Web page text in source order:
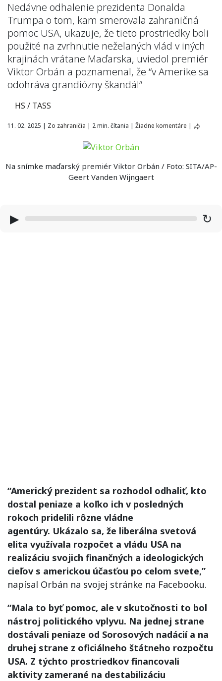
Nedávne odhalenie prezidenta Donalda
Trumpa o tom, kam smerovala zahraničná
pomoc USA, ukazuje, že tieto prostriedky boli
použité na zvrhnutie neželaných vlád v iných
krajinách vrátane Maďarska, uviedol premiér
Viktor Orbán a poznamenal, že “v Amerike sa
odohráva grandiózny škandál”
HS / TASS
11. 02. 2025 | Zo zahraničia | 2 min. čítania | Žiadne komentáre |
Na snímke maďarský premiér Viktor Orbán / Foto: SITA/AP-
Geert Vanden Wijngaert
▶ ↻
“Americký prezident sa rozhodol odhaliť, kto
dostal peniaze a koľko ich v posledných
rokoch pridelili rôzne vládne
agentúry. Ukázalo sa, že liberálna svetová
elita využívala rozpočet a vládu USA na
realizáciu svojich finančných a ideologických
cieľov s americkou účasťou po celom svete,”
napísal Orbán na svojej stránke na Facebooku.
“Mala to byť pomoc, ale v skutočnosti to bol
nástroj politického vplyvu. Na jednej strane
dostávali peniaze od Sorosových nadácií a na
druhej strane z oficiálneho štátneho rozpočtu
USA. Z týchto prostriedkov financovali
aktivity zamerané na destabilizáciu